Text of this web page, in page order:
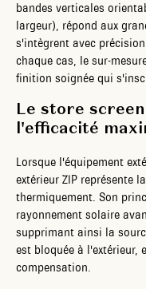
bandes verticales
largeur), répond aux
s'intègrent avec
chaque cas, le sur-
finition soignée qui
Le store
l'efficacité
Lorsque l'équipement
extérieur ZIP représente
thermiquement. Son
rayonnement solaire
supprimant ainsi la
est bloquée à l'extérieur,
compensation.